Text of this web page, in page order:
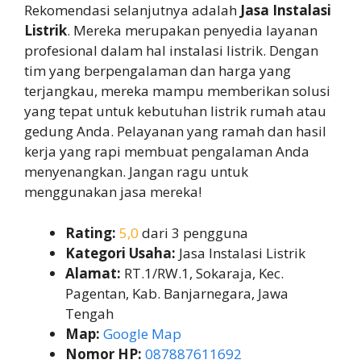
Rekomendasi selanjutnya adalah Jasa Instalasi
Listrik. Mereka merupakan penyedia layanan
profesional dalam hal instalasi listrik. Dengan
tim yang berpengalaman dan harga yang
terjangkau, mereka mampu memberikan solusi
yang tepat untuk kebutuhan listrik rumah atau
gedung Anda. Pelayanan yang ramah dan hasil
kerja yang rapi membuat pengalaman Anda
menyenangkan. Jangan ragu untuk
menggunakan jasa mereka!
Rating: 5,0 dari 3 pengguna
Kategori Usaha: Jasa Instalasi Listrik
Alamat: RT.1/RW.1, Sokaraja, Kec.
Pagentan, Kab. Banjarnegara, Jawa
Tengah
Map: Google Map
Nomor HP: 087887611692